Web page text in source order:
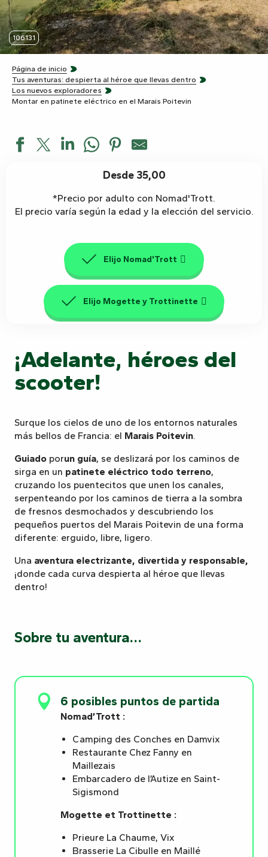
106131
Página de inicio
Tus aventuras: despierta al héroe que llevas dentro
Los nuevos exploradores
Montar en patinete eléctrico en el Marais Poitevin
Desde 35,00
*Precio por adulto con Nomad'Trott.
El precio varía según la edad y la elección del servicio.
Elijo Nomad'Trott
Elijo Mogette y Trottinette
¡Adelante, héroes del
scooter!
Surque los cielos de uno de los entornos naturales
más bellos de Francia: el Marais Poitevin.
Guiado porun guía, se deslizará por los caminos de
sirga en un patinete eléctrico todo terreno,
cruzando los puentecitos que unen los canales,
serpenteando por los caminos de tierra a la sombra
de fresnos desmochados y descubriendo los
pequeños puertos del Marais Poitevin de una forma
diferente: erguido, libre, ligero.
Una aventura electrizante, divertida y responsable,
¡donde cada curva despierta al héroe que llevas
dentro!
Sobre tu aventura…
6 posibles puntos de partida
Nomad’Trott :
Camping des Conches en Damvix
Restaurante Chez Fanny en
Maillezais
Embarcadero de l’Autize en Saint-
Sigismond
Mogette et Trottinette :
Prieure La Chaume, Vix
Brasserie La Cibulle en Maillé